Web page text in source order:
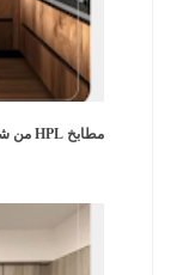
مطابخ HPL من شركة مارنكو للمطابخ والدريسنج روم